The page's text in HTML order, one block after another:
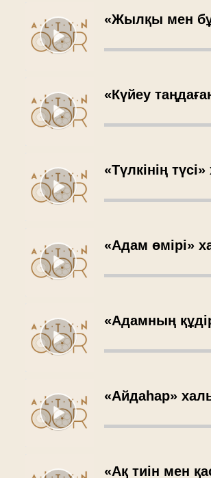
«Жылқы мен
«Күйеу
«Түлкінің
«Адам өмірі»
«Адамның
«Айдаһар»
«Ақ тиін мен